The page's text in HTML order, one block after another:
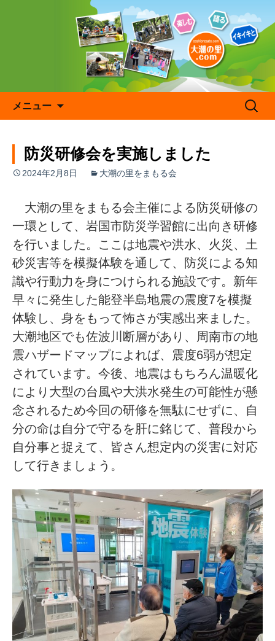
プ
メニュー
検
索:
防災研修会を実施しました
2024年2月8日 大潮の里をまもる会
大潮の里をまもる会主催による防災研修の
一環として、岩国市防災学習館に出向き研修
を行いました。ここは地震や洪水、火災、土
砂災害等を模擬体験を通して、防災による知
識や行動力を身につけられる施設です。新年
早々に発生した能登半島地震の震度7を模擬
体験し、身をもって怖さが実感出来ました。
大潮地区でも佐波川断層があり、周南市の地
震ハザードマップによれば、震度6弱が想定
されています。今後、地震はもちろん温暖化
により大型の台風や大洪水発生の可能性が懸
念されるため今回の研修を無駄にせずに、自
分の命は自分で守るを肝に銘じて、普段から
自分事と捉えて、皆さん想定内の災害に対応
して行きましょう。